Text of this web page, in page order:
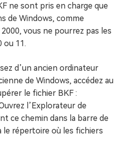
ne sont pris en charge que
de Windows, comme
vous ne pourrez pas les
ou 11.
d’un ancien ordinateur
de Windows, accédez au
le fichier BKF :
l’Explorateur de
ce chemin dans la barre de
le répertoire où les fichiers